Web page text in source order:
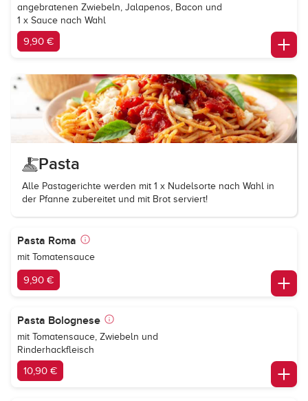
angebratenen Zwiebeln, Jalapenos, Bacon und
1 x Sauce nach Wahl
9,90 €
Pasta
Alle Pastagerichte werden mit 1 x Nudelsorte nach Wahl in
der Pfanne zubereitet und mit Brot serviert!
Pasta Roma
mit Tomatensauce
9,90 €
Pasta Bolognese
mit Tomatensauce, Zwiebeln und
Rinderhackfleisch
10,90 €